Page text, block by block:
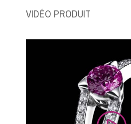
VIDÉO PRODUIT